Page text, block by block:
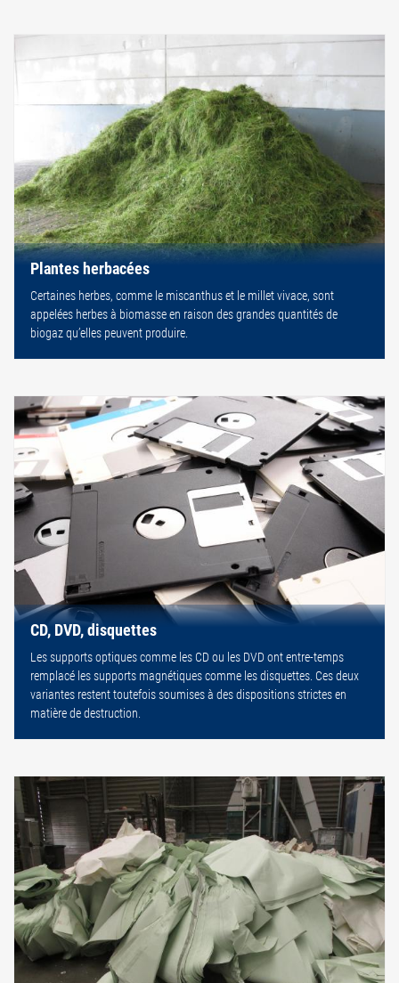
Plantes herbacées
Certaines herbes, comme le miscanthus et le millet vivace, sont
appelées herbes à biomasse en raison des grandes quantités de
biogaz qu’elles peuvent produire.
CD, DVD, disquettes
Les supports optiques comme les CD ou les DVD ont entre-temps
remplacé les supports magnétiques comme les disquettes. Ces deux
variantes restent toutefois soumises à des dispositions strictes en
matière de destruction.